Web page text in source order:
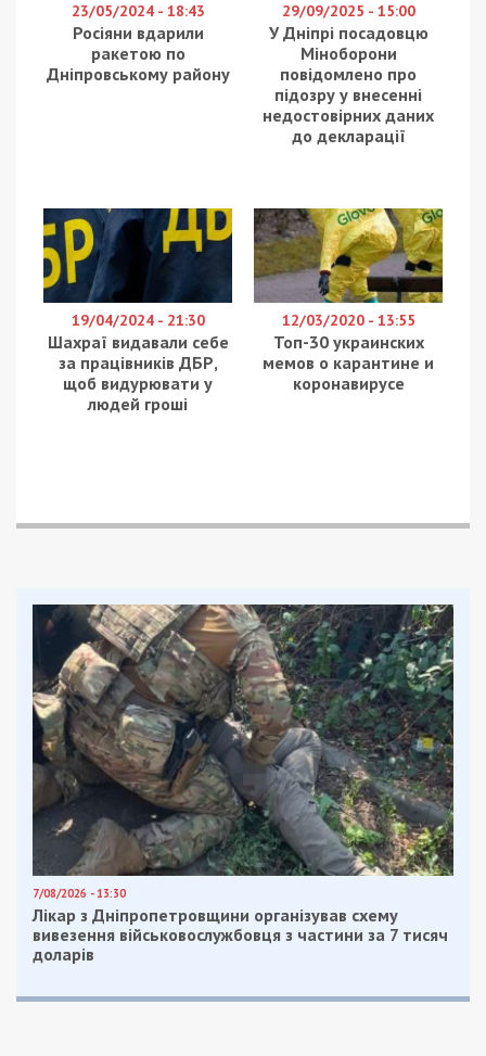
Об этом сообщил заместитель городского
головы по гуманитарным вопросам Александр
Шикуленко. Чиновник объяснил, что резонансное
заявление написала экс-директор планетария
, которая недавно сложила свои
Александра Шикуленко
общественной организации “Аэрокосмический
музейный центр культуры и образования
молодежи” в аренду на 15 лет, но с жестким
условием – в этом помещении будет работать
лишь планетарий. Более того, общественники
будут платить за аренду 26 тысяч гривен.
За это время, объясняет глава организации
Михаил Рябоконь, там отреставрируют
помещения, закупят самые современные
а окончательно работы окончат к
Мы решили создать научно-космический центр.
Пошли на переговоры с горсоветом и нам
предложили реконструировать уже
существующий планетарий. Мы привлекаем
деньги инвесторов, в том числе и международной
организации Noosphere. Ни копейки бюджетных
денег мы не тратим. Это наша пассионарная
инициатива, – заявил Михаил.
При этом, сам планетарий хотят расширить. К
2020 году Михаил Рябоконь пообещал, что на
крытой площадке возле планетария установят
модели космических аппаратов из “Южмаша”, а к
2021-му сделают стеклянную крышу, через
которую можно будет наблюдать за звездами.
При этом, отметил заместитель городского
учреждение “Днепровский планетарий” никто